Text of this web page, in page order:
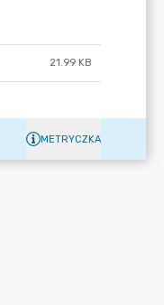
21.99 KB
METRYCZKA